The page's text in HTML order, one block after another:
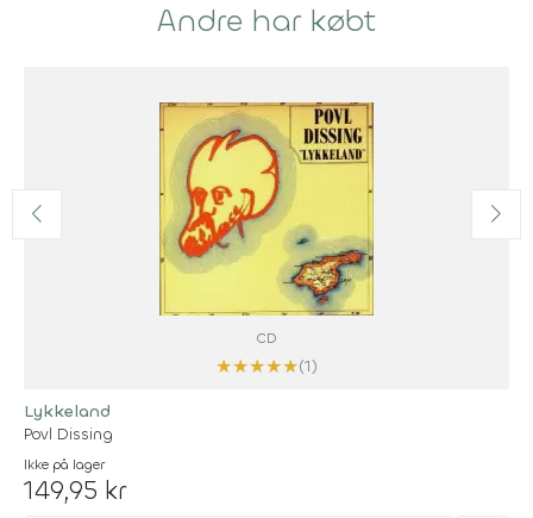
Andre har købt
CD
★★★★★(1)
Lykkeland
Povl Dissing
Ikke på lager
149,95 kr